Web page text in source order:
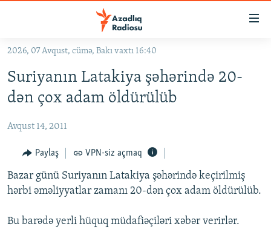
Əsas
qayıt
Əsas
naviqasiyaya
qayıt
#İZAHLA
KORRUPSIOMETR
#ƏSLINDƏ
FƏRQƏ BAX
QANUNI DOĞRU
ARAŞDIRMA
MULTIMEDIA
2026, 07 Avqust, cümə, Bakı vaxtı 16:40
Suriyanın Latakiya şəhərində 20-
dən çox adam öldürülüb
Avqust 14, 2011
Paylaş VPN-siz açmaq
Bazar günü Suriyanın Latakiya şəhərində keçirilmiş
hərbi əməliyyatlar zamanı 20-dən çox adam öldürülüb.
Bu barədə yerli hüquq müdafiəçiləri xəbər verirlər.